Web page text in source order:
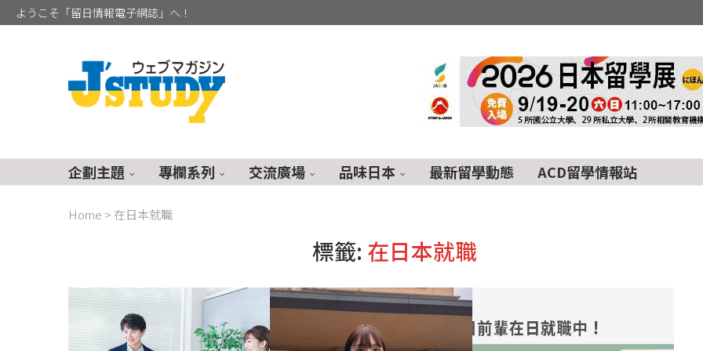
ようこそ「留日情報電子網誌」へ！
企劃主題 專欄系列 交流廣場 品味日本 最新留學動態 ACD留學情報站
Home > 在日本就職
標籤: 在日本就職